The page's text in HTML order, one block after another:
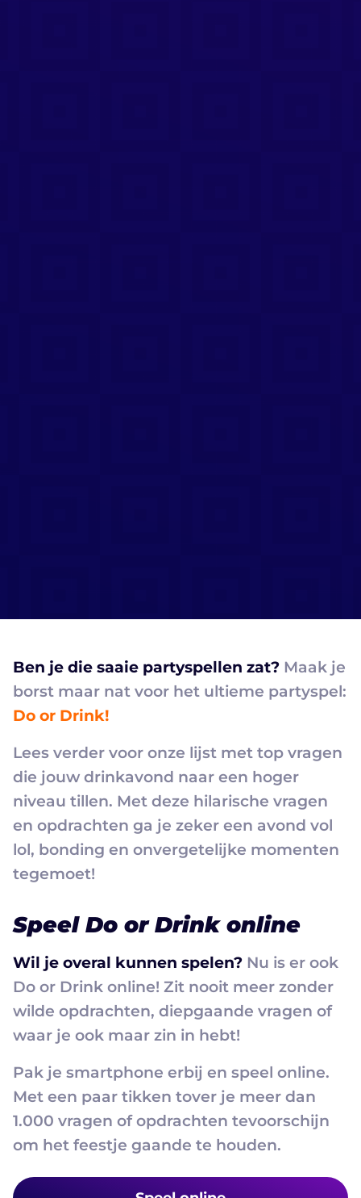
Ben je die saaie partyspellen zat? Maak je
borst maar nat voor het ultieme partyspel:
Do or Drink!
Lees verder voor onze lijst met top vragen
die jouw drinkavond naar een hoger
niveau tillen. Met deze hilarische vragen
en opdrachten ga je zeker een avond vol
lol, bonding en onvergetelijke momenten
tegemoet!
Speel Do or Drink online
Wil je overal kunnen spelen? Nu is er ook
Do or Drink online! Zit nooit meer zonder
wilde opdrachten, diepgaande vragen of
waar je ook maar zin in hebt!
Pak je smartphone erbij en speel online.
Met een paar tikken tover je meer dan
1.000 vragen of opdrachten tevoorschijn
om het feestje gaande te houden.